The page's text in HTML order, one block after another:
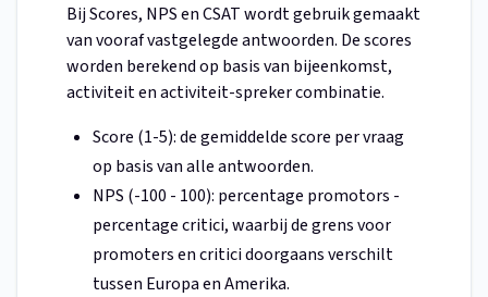
Bij Scores, NPS en CSAT wordt gebruik gemaakt
van vooraf vastgelegde antwoorden. De scores
worden berekend op basis van bijeenkomst,
activiteit en activiteit-spreker combinatie.
Score (1-5): de gemiddelde score per vraag
op basis van alle antwoorden.
NPS (-100 - 100): percentage promotors -
percentage critici, waarbij de grens voor
promoters en critici doorgaans verschilt
tussen Europa en Amerika.